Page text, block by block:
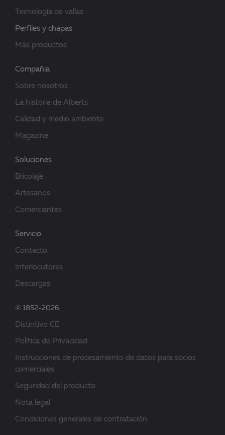
Tecnología de vallas
Perfiles y chapas
Más productos
Compañia
Sobre nosotros
La historia de Alberts
Calidad y medio ambiente
Magazine
Soluciones
Bricolaje
Artesanos
Comerciantes
Servicio
Contacto
Interlocutores
Descargas
© 1852-2026
Distintivo CE
Política de Privacidad
Instrucciones de procesamiento de datos para socios
comerciales
Seguridad del producto
Nota legal
Condiciones generales de contratación